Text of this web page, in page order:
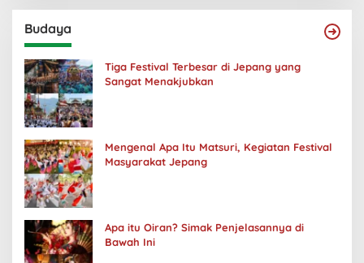
Budaya
Tiga Festival Terbesar di Jepang yang
Sangat Menakjubkan
Mengenal Apa Itu Matsuri, Kegiatan Festival
Masyarakat Jepang
Apa itu Oiran? Simak Penjelasannya di
Bawah Ini